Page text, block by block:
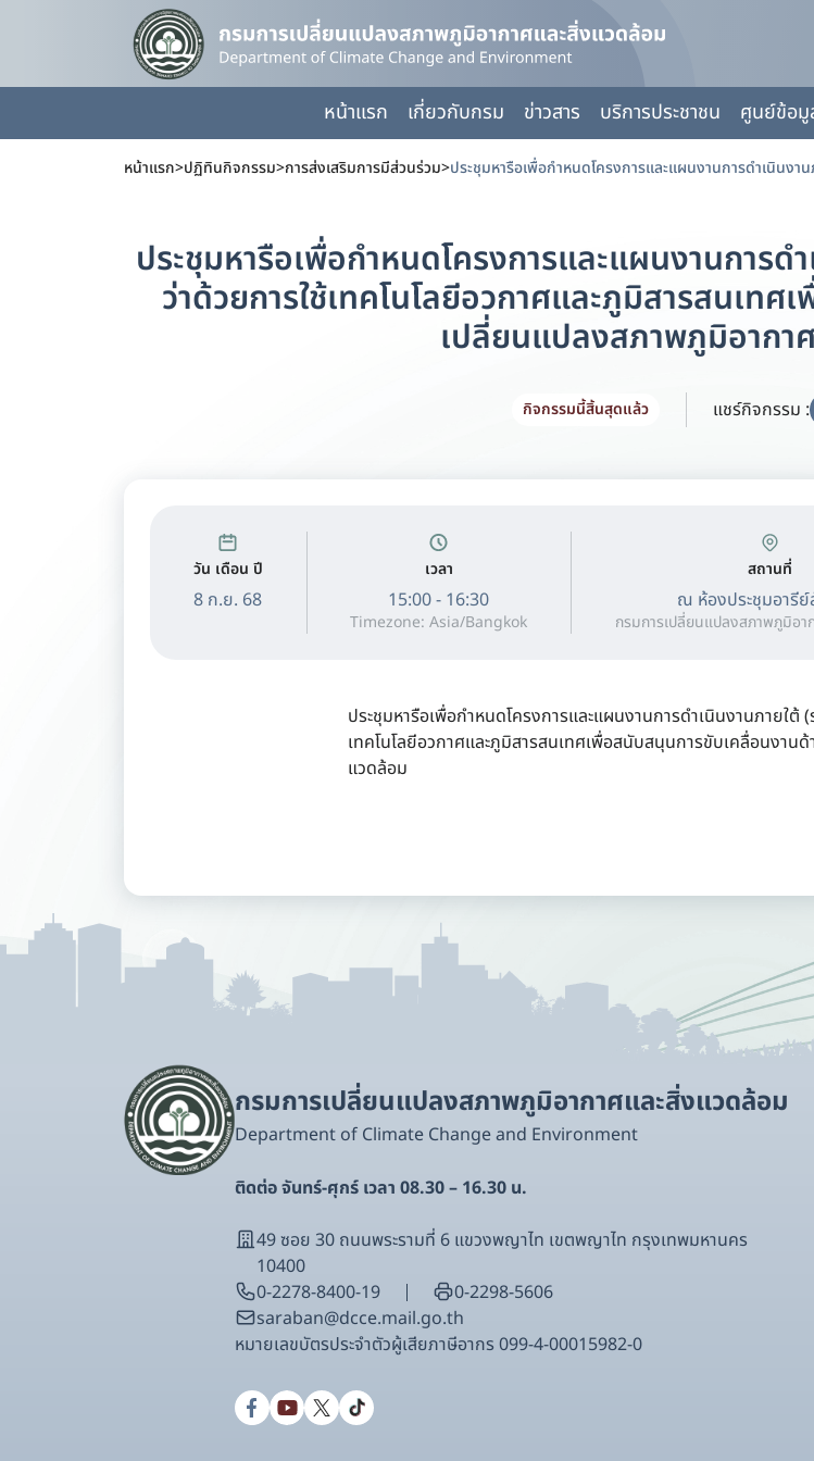
หน้าแรก เกี่ยวกับกรม ข่าวสาร บริการประชาชน ศูนย์ข้อมู
หน้าแรก>ปฏิทินกิจกรรม>การส่งเสริมการมีส่วนร่วม>
ประชุมหารือเพื่อกำหนดโครงการและแผนงานการ
ว่าด้วยการใช้เทคโนโลยีอวกาศและภูมิสารสนเท
เปลี่ยนแปลงสภาพภูมิอากา
กิจกรรมนี้สิ้นสุดแล้ว แชร์กิจกรรม :
วัน เดือน ปี
8 ก.ย. 68
เวลา
15:00 - 16:30
Timezone: Asia/Bangkok
สถานที่
ณ ห้องประชุมอารี
กรมการเปลี่ยนแปลงสภาพภูมิอ
ประชุมหารือเพื่อกำหนดโครงการและแผนงานการดำเนินงานภายใต้
เทคโนโลยีอวกาศและภูมิสารสนเทศเพื่อสนับสนุนการขับเคลื่อนงาน
แวดล้อม
กรมการเปลี่ยนแปลงสภาพภูมิอากาศและสิ่งแวดล้อม
Department of Climate Change and Environment
ติดต่อ จันทร์-ศุกร์ เวลา 08.30 – 16.30 น.
49 ซอย 30 ถนนพระรามที่ 6 แขวงพญาไท เขตพญาไท กรุงเทพมหานคร
10400
0-2278-8400-19
0-2298-5606
saraban@dcce.mail.go.th
หมายเลขบัตรประจําตัวผู้เสียภาษีอากร 099-4-00015982-0